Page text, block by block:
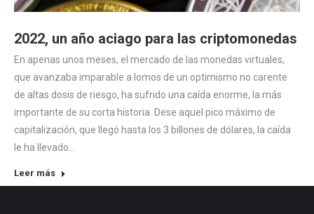
2022, un año aciago para las criptomonedas
En apenas unos meses, el mercado de las monedas virtuales,
que avanzaba imparable a lomos de un optimismo no carente
de altas dosis de riesgo, ha sufrido una caída enorme, la más
importante de su corta historia. Dese aquel pico máximo de
capitalización, que llegó hasta los 3 billones de dólares, la caída
le ha llevado…
Leer más